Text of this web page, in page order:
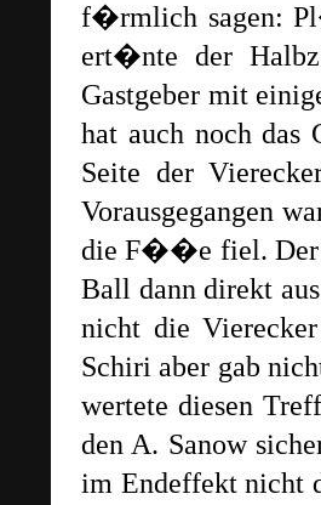
f�rmlich sagen:
ert�nte der
Gastgeber mit
hat auch noch
Seite der
Vorausgegangen
die F��e fiel. Der
Ball dann direkt
nicht die
Schiri aber gab
wertete diesen
den A. Sanow
im Endeffekt nicht